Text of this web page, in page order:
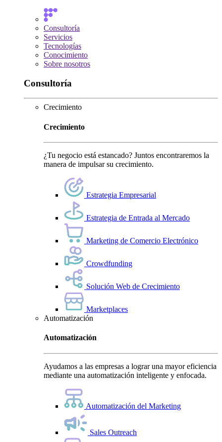
Consultoría
Servicios
Tecnologías
Conocimiento
Sobre nosotros
Consultoría
Crecimiento
Crecimiento
¿Tu negocio está estancado? Juntos encontraremos la
manera de impulsar su crecimiento.
Estrategia Empresarial
Estrategia de Entrada al Mercado
Marketing de Comercio Electrónico
Crowdfunding
Solución Web de Crecimiento
Marketplaces
Automatización
Automatización
Ayudamos a las empresas a lograr una mayor eficiencia
mediante una automatización inteligente y enfocada.
Automatización del Marketing
Sales Outreach